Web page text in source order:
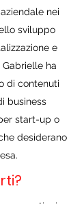
nei
sviluppo
e
ha
di contenuti
business
start-up o
desiderano